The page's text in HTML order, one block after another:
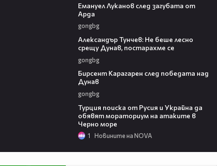
Емануел Луканов след загубата от
Арда
gongbg
Александър Тунчев: Не беше лесно
срещу Дунав, постарахме се
gongbg
Бирсент Карагарен след победата над
Дунав
gongbg
Турция поиска от Русия и Украйна да
обявят мораториум на атаките в
Черно море
1 Новините на NOVA